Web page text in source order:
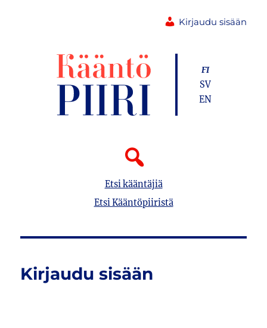
Kirjaudu sisään
Etsi kääntäjiä
Etsi Kääntöpiiristä
FI
SV
EN
Kirjaudu sisään